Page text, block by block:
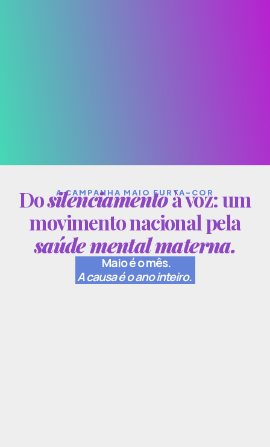
A CAMPANHA MAIO FURTA-COR
Dosilenciamentoà voz: um
movimento nacional pela
saúde mental materna.
Maio é o mês.
A causa é o ano inteiro.